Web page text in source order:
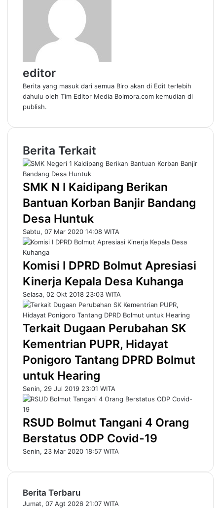
editor
Berita yang masuk dari semua Biro akan di Edit terlebih
dahulu oleh Tim Editor Media Bolmora.com kemudian di
publish.
Berita Terkait
SMK N I Kaidipang Berikan
Bantuan Korban Banjir Bandang
Desa Huntuk
Sabtu, 07 Mar 2020 14:08 WITA
Komisi I DPRD Bolmut Apresiasi
Kinerja Kepala Desa Kuhanga
Selasa, 02 Okt 2018 23:03 WITA
Terkait Dugaan Perubahan SK
Kementrian PUPR, Hidayat
Ponigoro Tantang DPRD Bolmut
untuk Hearing
Senin, 29 Jul 2019 23:01 WITA
RSUD Bolmut Tangani 4 Orang
Berstatus ODP Covid-19
Senin, 23 Mar 2020 18:57 WITA
Berita Terbaru
Jumat, 07 Agt 2026 21:07 WITA